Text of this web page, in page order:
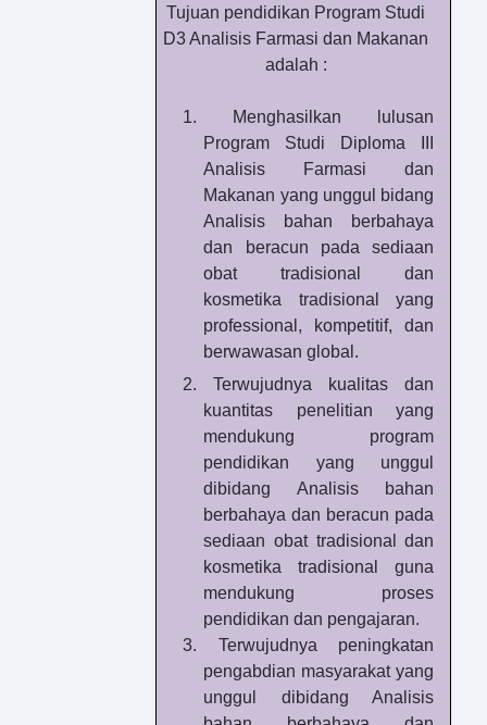
Tujuan pendidikan Program Studi
D3 Analisis Farmasi dan Makanan
adalah :
1.
Menghasilkan lulusan
Program Studi Diploma III
Analisis Farmasi dan
Makanan yang unggul bidang
Analisis bahan berbahaya
dan beracun pada sediaan
obat tradisional dan
kosmetika tradisional yang
professional, kompetitif, dan
berwawasan global.
2.
Terwujudnya kualitas dan
kuantitas penelitian yang
mendukung program
pendidikan yang unggul
dibidang Analisis bahan
berbahaya dan beracun pada
sediaan obat tradisional
dan
kosmetika
tradisional
guna
mendukung
proses
pendidikan dan pengajaran.
3.
Terwujudnya peningkatan
pengabdian masyarakat yang
unggul dibidang Analisis